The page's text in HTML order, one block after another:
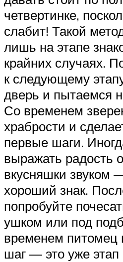
четвертинке,
слабит! Такой
лишь на этапе
крайних случаях.
к следующему
дверь и пытаемся
Со временем
храбрости и
первые шаги.
выражать радость
вкусняшки звуком
хороший знак.
попробуйте
ушком или под
временем питомец
шаг — это уже